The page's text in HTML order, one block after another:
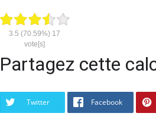
3.5 (70.59%) 17
vote[s]
Partagez cette
Twitter Facebook